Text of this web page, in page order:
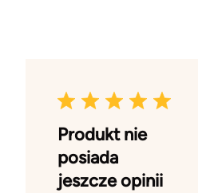
Produkt nie
posiada
jeszcze opinii